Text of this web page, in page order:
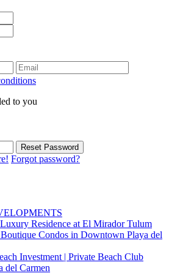
to you
Reset Password
Forgot password?
Residence at El Mirador Tulum
Condos in Downtown Playa del
Investment | Private Beach Club
del Carmen